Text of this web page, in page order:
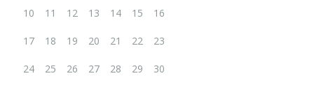
10 11 12 13 14 15 16
17 18 19 20 21 22 23
24 25 26 27 28 29 30